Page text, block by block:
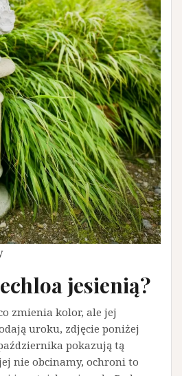
jesienią?
zmienia kolor, ale jej
uroku, zdjęcie poniżej
pokazują tą
nie obcinamy, ochroni to